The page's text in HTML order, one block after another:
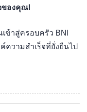
ของคุณ!
ข้าสู่ครอบครัว BNI
ความสำเร็จที่ยั่งยืนไป